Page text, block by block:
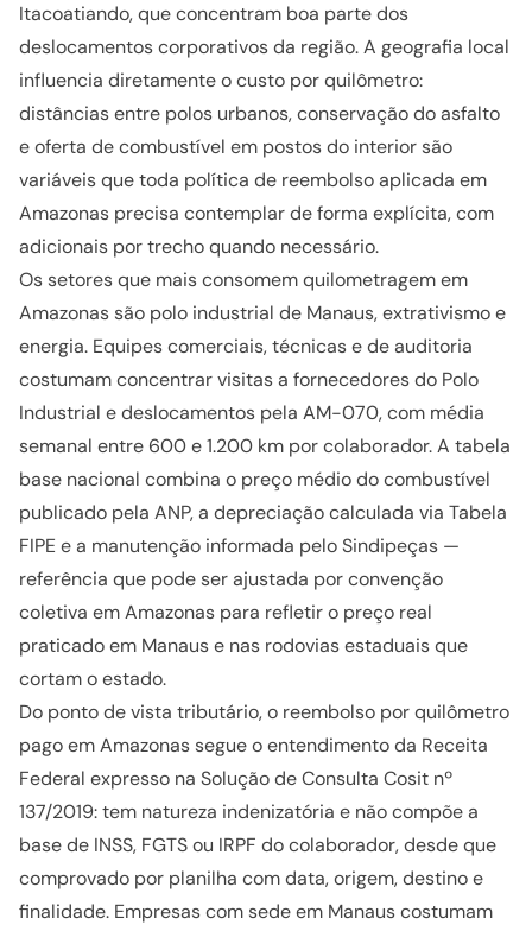
Itacoatiando, que concentram boa parte dos
deslocamentos corporativos da região. A geografia local
influencia diretamente o custo por quilômetro:
distâncias entre polos urbanos, conservação do asfalto
e oferta de combustível em postos do interior são
variáveis que toda política de reembolso aplicada em
Amazonas precisa contemplar de forma explícita, com
adicionais por trecho quando necessário.
Os setores que mais consomem quilometragem em
Amazonas são polo industrial de Manaus, extrativismo e
energia. Equipes comerciais, técnicas e de auditoria
costumam concentrar visitas a fornecedores do Polo
Industrial e deslocamentos pela AM-070, com média
semanal entre 600 e 1.200 km por colaborador. A tabela
base nacional combina o preço médio do combustível
publicado pela ANP, a depreciação calculada via Tabela
FIPE e a manutenção informada pelo Sindipeças —
referência que pode ser ajustada por convenção
coletiva em Amazonas para refletir o preço real
praticado em Manaus e nas rodovias estaduais que
cortam o estado.
Do ponto de vista tributário, o reembolso por quilômetro
pago em Amazonas segue o entendimento da Receita
Federal expresso na Solução de Consulta Cosit nº
137/2019: tem natureza indenizatória e não compõe a
base de INSS, FGTS ou IRPF do colaborador, desde que
comprovado por planilha com data, origem, destino e
finalidade. Empresas com sede em Manaus costumam